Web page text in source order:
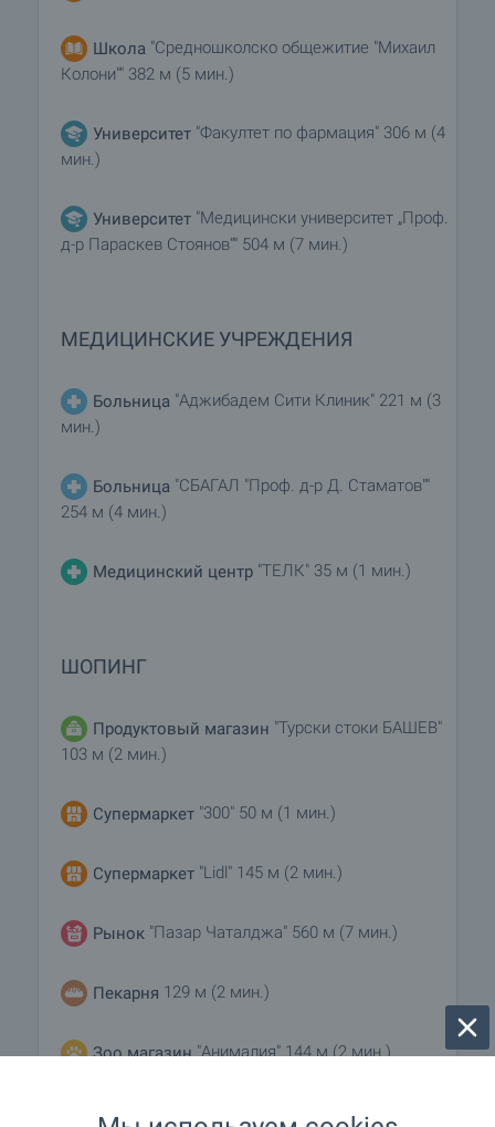
Школа "Средношколско общежитие "Михаил
Колони"" 382 м (5 мин.)
Университет "Факултет по фармация" 306 м (4
мин.)
Университет "Медицински университет „Проф.
д-р Параскев Стоянов“" 504 м (7 мин.)
МЕДИЦИНСКИЕ УЧРЕЖДЕНИЯ
Больница "Аджибадем Сити Клиник" 221 м (3
мин.)
Больница "СБАГАЛ "Проф. д-р Д. Стаматов""
254 м (4 мин.)
Медицинский центр "ТЕЛК" 35 м (1 мин.)
ШОПИНГ
Продуктовый магазин "Турски стоки БАШЕВ"
103 м (2 мин.)
Супермаркет "300" 50 м (1 мин.)
Супермаркет "Lidl" 145 м (2 мин.)
Рынок "Пазар Чаталджа" 560 м (7 мин.)
Пекарня 129 м (2 мин.)
Зоо магазин"Анималия" 144 м (2 мин.)